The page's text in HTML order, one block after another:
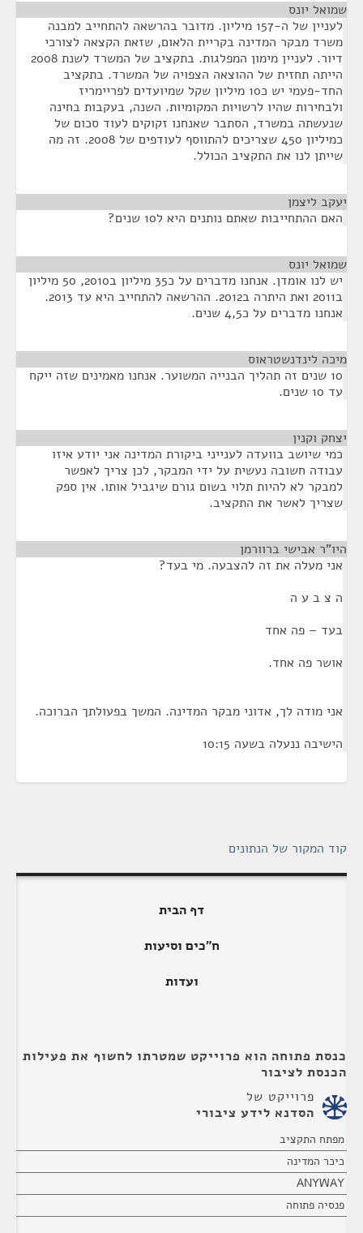
שמואל יונס
לעניין של ה-157 מיליון. מדובר בהרשאה להתחייב למבנה
משרד מבקר המדינה בקריית הלאום, שזאת הקצאה לצורכי
דיור. לעניין מימון המפלגות. בתקציב של המשרד לשנת 2008
הייתה תחזית של ההוצאה הצפויה של המשרד. בתקציב
החד-פעמי יש כ10 מיליון שקל שמיועדים לפריימריז
ולבחירות שהיו לרשויות המקומיות. השנה, בעקבות בחינה
שנעשתה במשרד, הסתבר שאנחנו זקוקים לעוד סכום של
כמיליון 450 שצריכים להתווסף לעודפים של 2008. זה מה
שייתן לנו את התקציב הכולל.
יעקב ליצמן
האם ההתחייבות שאתם נותנים היא ל10 שנים?
שמואל יונס
יש לנו אומדן. אנחנו מדברים על כ35 מיליון ב2010, 50 מיליון
ב2011 ואת היתרה ב2012. ההרשאה להתחייב היא עד 2013.
אנחנו מדברים על כ4,5 שנים.
מיכה לינדנשטראוס
10 שנים זה תהליך הבנייה המשוער. אנחנו מאמינים שזה ייקח
עד 10 שנים.
יצחק וקנין
כמי שיושב בוועדה לענייני ביקורת המדינה אני יודע איזו
עבודה חשובה נעשית על ידי המבקר, לכן צריך לאפשר
למבקר לא להיות תלוי בשום גורם שיגביל אותו. אין ספק
שצריך לאשר את התקציב.
היו"ר אבישי ברוורמן
אני מעלה את זה להצבעה. מי בעד?
ה צ ב ע ה
בעד – פה אחד
אושר פה אחד.
אני מודה לך, אדוני מבקר המדינה. המשך בפעולתך הברוכה.
הישיבה ננעלה בשעה 10:15
קוד המקור של הנתונים
דף הבית
ח"כים וסיעות
ועדות
כנסת פתוחה הוא פרוייקט שמטרתו לחשוף את פעילות
הכנסת לציבור
פרוייקט של
הסדנא לידע ציבורי
מפתח התקציב
כיכר המדינה
ANYWAY
פנסיה פתוחה